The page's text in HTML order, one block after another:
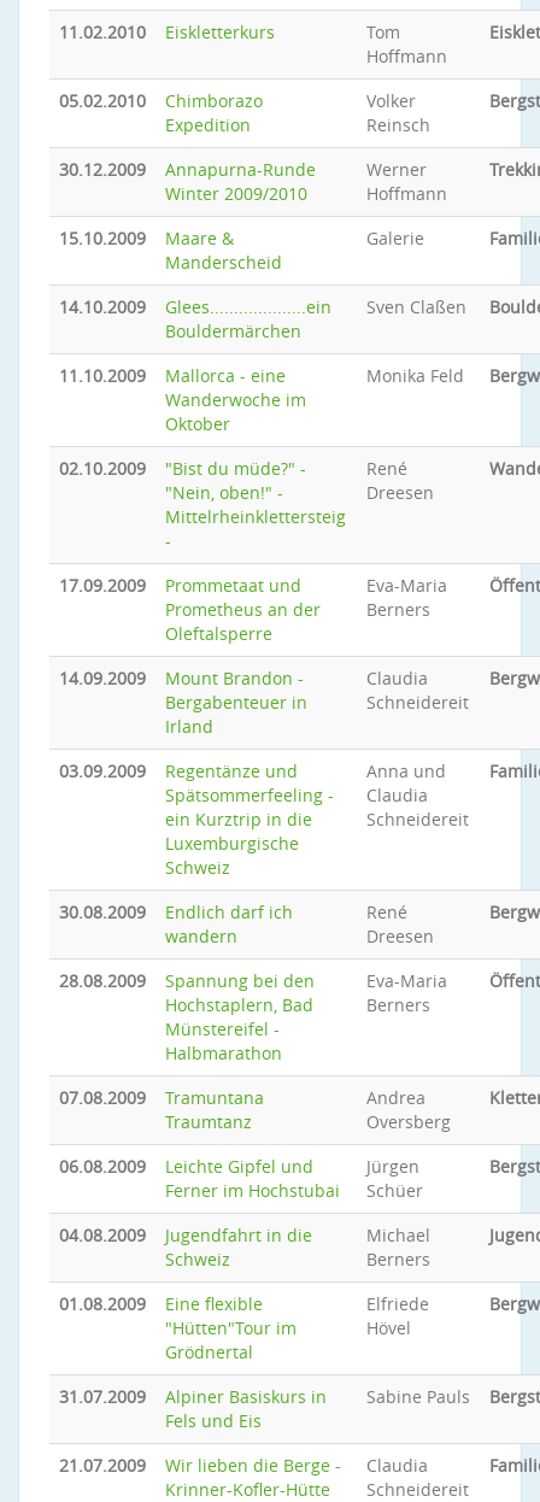
11.02.2010 Eiskletterkurs
Tom
Hoffmann
05.02.2010
Chimborazo
Expedition
Volker
Reinsch
30.12.2009
Annapurna-Runde
Winter 2009/2010
Werner
Hoffmann
15.10.2009
Maare &
Manderscheid
Galerie
14.10.2009
Glees....................ein
Bouldermärchen
Sven Claßen
11.10.2009
Mallorca - eine
Wanderwoche im
Oktober
Monika Feld
02.10.2009
"Bist du müde?" -
"Nein, oben!" -
Mittelrheinklettersteig
-
René
Dreesen
17.09.2009
Prommetaat und
Prometheus an der
Oleftalsperre
Eva-Maria
Berners
14.09.2009
Mount Brandon -
Bergabenteuer in
Irland
Claudia
Schneidereit
03.09.2009
Regentänze und
Spätsommerfeeling -
ein Kurztrip in die
Luxemburgische
Schweiz
Anna und
Claudia
Schneidereit
30.08.2009
Endlich darf ich
wandern
René
Dreesen
28.08.2009
Spannung bei den
Hochstaplern, Bad
Münstereifel -
Halbmarathon
Eva-Maria
Berners
07.08.2009
Tramuntana
Traumtanz
Andrea
Oversberg
06.08.2009
Leichte Gipfel und
Ferner im Hochstubai
Jürgen
Schüer
04.08.2009
Jugendfahrt in die
Schweiz
Michael
Berners
01.08.2009
Eine flexible
"Hütten"Tour im
Grödnertal
Elfriede
Hövel
31.07.2009
Alpiner Basiskurs in
Fels und Eis
Sabine Pauls
21.07.2009
Wir lieben die Berge -
Krinner-Kofler-Hütte
Claudia
Schneidereit